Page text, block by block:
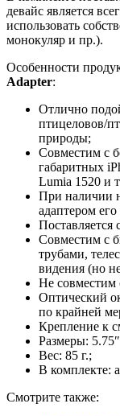
девайс является
использовать
монокуляр и пр.).
Особенности
Adapter:
Отлично
птицеловов/
природы;
Совместим с
габаритных
Lumia 1520 и
При наличии
адаптером его
Совместим с
трубами,
видения (но
Не совместим
Оптический
по крайней
Крепление к
Размеры:
Вес: 85 г.;
В комплекте:
Смотрите также: